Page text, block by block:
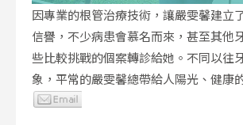
小確幸
因專業的根管治療技術，讓嚴雯馨建立
信譽，不少病患會慕名而來，甚至其他
些比較挑戰的個案轉診給她。不同以往
象，平常的嚴雯馨總帶給人陽光、健康